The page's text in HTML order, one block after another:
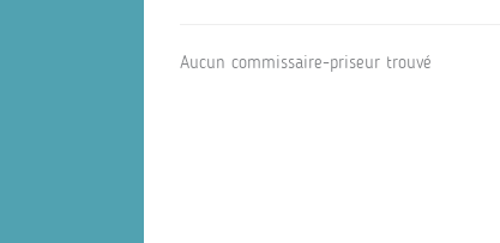
Aucun commissaire-priseur trouvé